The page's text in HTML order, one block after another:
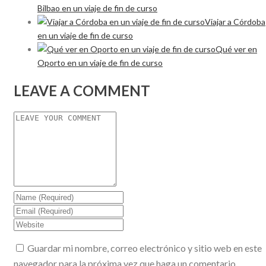
Bilbao en un viaje de fin de curso
Viajar a Córdoba
en un viaje de fin de curso
Qué ver en
Oporto en un viaje de fin de curso
LEAVE A COMMENT
Guardar mi nombre, correo electrónico y sitio web en este
navegador para la próxima vez que haga un comentario.